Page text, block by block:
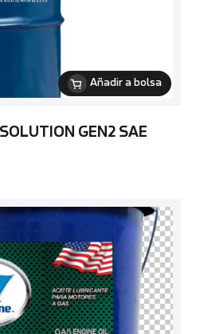
Añadir a bolsa
GEN2 SAE